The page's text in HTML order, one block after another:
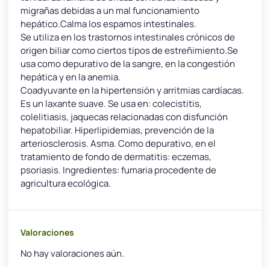
migrañas debidas a un mal funcionamiento
hepático.Calma los espamos intestinales.
Se utiliza en los trastornos intestinales crónicos de
origen biliar como ciertos tipos de estreñimiento.Se
usa como depurativo de la sangre, en la congestión
hepática y en la anemia.
Coadyuvante en la hipertensión y arritmias cardíacas.
Es un laxante suave. Se usa en: colecistitis,
colelitiasis, jaquecas relacionadas con disfunción
hepatobiliar. Hiperlipidemias, prevención de la
arteriosclerosis. Asma. Como depurativo, en el
tratamiento de fondo de dermatitis: eczemas,
psoriasis. Ingredientes: fumaria procedente de
agricultura ecológica.
Valoraciones
No hay valoraciones aún.